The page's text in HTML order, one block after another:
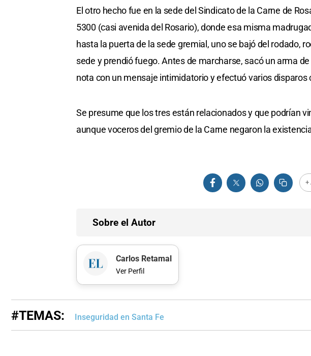
El otro hecho fue en la sede del Sindicato de la Carne de
5300 (casi avenida del Rosario), donde esa misma
hasta la puerta de la sede gremial, uno se bajó del rodado,
sede y prendió fuego. Antes de marcharse, sacó un arma
nota con un mensaje intimidatorio y efectuó varios
Se presume que los tres están relacionados y que podrían
aunque voceros del gremio de la Carne negaron la
+
Sobre el Autor
Carlos Retamal
Ver Perfil
#TEMAS: Inseguridad en Santa Fe